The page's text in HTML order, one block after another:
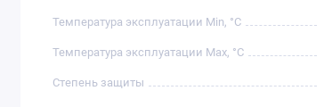
Температура эксплуатации Min, °C
Температура эксплуатации Max, °C
Степень защиты